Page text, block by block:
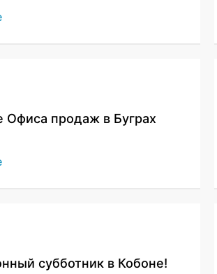
Офиса продаж в Буграх
субботник в Кобоне!